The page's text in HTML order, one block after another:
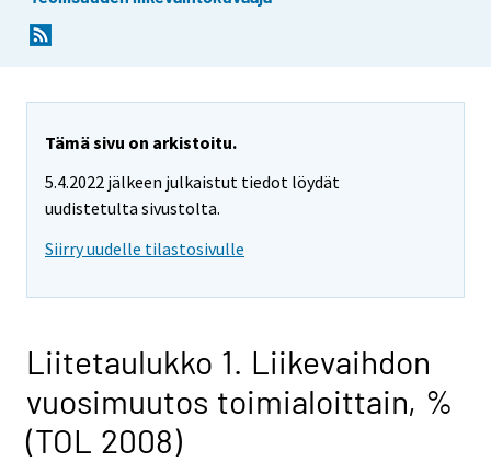
Tämä sivu on arkistoitu.
5.4.2022 jälkeen julkaistut tiedot löydät
uudistetulta sivustolta.
Siirry uudelle tilastosivulle
Liitetaulukko 1. Liikevaihdon
vuosimuutos toimialoittain, %
(TOL 2008)